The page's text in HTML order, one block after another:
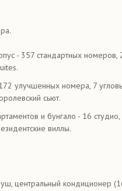
- 357 стандартных номеров,
улучшенных номера, 7
сьют.
и бунгало - 16
виллы.
центральный кондиционер